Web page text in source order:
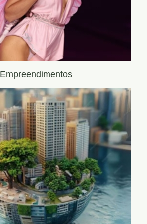
Empreendimentos